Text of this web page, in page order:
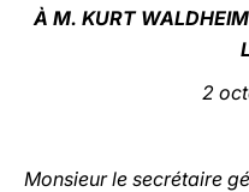
À M. KURT WALDHEIM
2
Monsieur le secrétaire